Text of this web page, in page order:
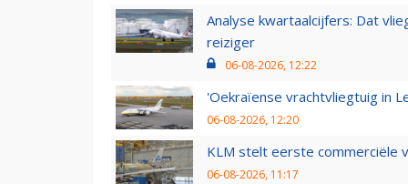
Analyse kwartaalcijfers: Dat
reiziger
06-08-2026, 12:22
'Oekraïense vrachtvliegtuig in
06-08-2026, 12:20
KLM stelt eerste commerciële
06-08-2026, 11:17